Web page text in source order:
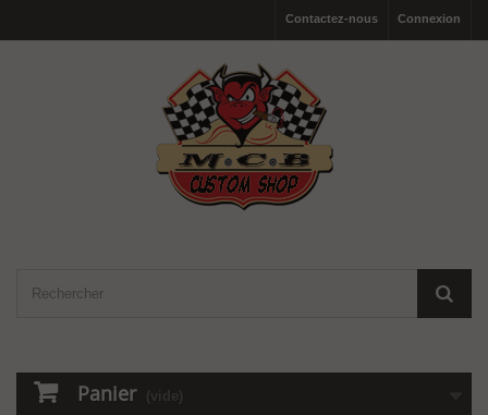
Connexion
Contactez-nous
Panier (vide)